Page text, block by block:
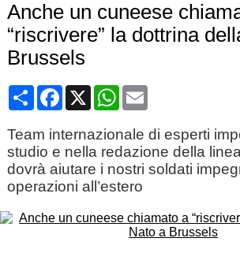
Anche un cuneese
“riscrivere” la dottrina
Brussels
CondividiFacebook
X WhatsApp
Email
Team internazionale di esperti
studio e nella redazione della
dovrà aiutare i nostri soldati
operazioni all’estero